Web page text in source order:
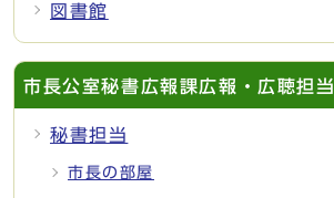
図書館
市長公室秘書広報課広報・広聴担当
秘書担当
市長の部屋